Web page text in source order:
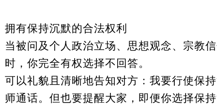
拥有保持沉默的合法权利
当被问及个人政治立场、思想观念、宗教
时，你完全有权选择不回答。
可以礼貌且清晰地告知对方：我要行使保
师通话。但也要提醒大家，即便你选择保